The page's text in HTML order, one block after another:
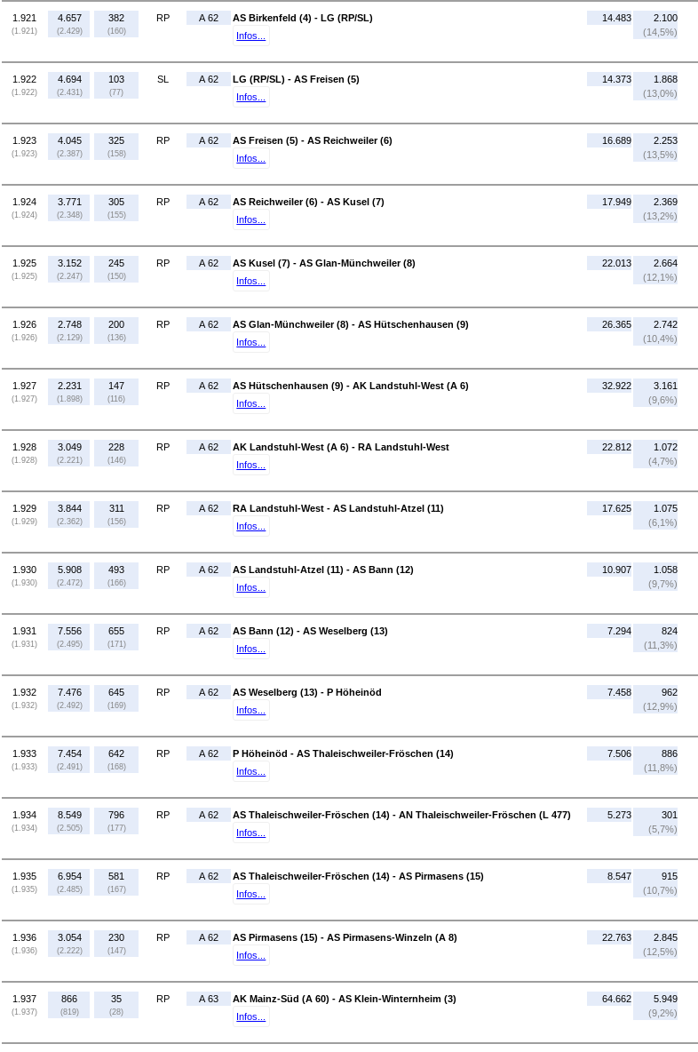
1.921
(1.921)
4.657
(2.429)
382
(160)
RP A 62
AS Birkenfeld (4) - LG (RP/SL)
Infos...
14.483
2.100
(14,5%)
1.922
(1.922)
4.694
(2.431)
103
(77)
SL A 62
LG (RP/SL) - AS Freisen (5)
Infos...
14.373
1.868
(13,0%)
1.923
(1.923)
4.045
(2.387)
325
(158)
RP A 62
AS Freisen (5) - AS Reichweiler (6)
Infos...
16.689
2.253
(13,5%)
1.924
(1.924)
3.771
(2.348)
305
(155)
RP A 62
AS Reichweiler (6) - AS Kusel (7)
Infos...
17.949
2.369
(13,2%)
1.925
(1.925)
3.152
(2.247)
245
(150)
RP A 62
AS Kusel (7) - AS Glan-Münchweiler (8)
Infos...
22.013
2.664
(12,1%)
1.926
(1.926)
2.748
(2.129)
200
(136)
RP A 62
AS Glan-Münchweiler (8) - AS Hütschenhausen (9)
Infos...
26.365
2.742
(10,4%)
1.927
(1.927)
2.231
(1.898)
147
(116)
RP A 62
AS Hütschenhausen (9) - AK Landstuhl-West (A 6)
Infos...
32.922
3.161
(9,6%)
1.928
(1.928)
3.049
(2.221)
228
(146)
RP A 62
AK Landstuhl-West (A 6) - RA Landstuhl-West
Infos...
22.812
1.072
(4,7%)
1.929
(1.929)
3.844
(2.362)
311
(156)
RP A 62
RA Landstuhl-West - AS Landstuhl-Atzel (11)
Infos...
17.625
1.075
(6,1%)
1.930
(1.930)
5.908
(2.472)
493
(166)
RP A 62
AS Landstuhl-Atzel (11) - AS Bann (12)
Infos...
10.907
1.058
(9,7%)
1.931
(1.931)
7.556
(2.495)
655
(171)
RP A 62
AS Bann (12) - AS Weselberg (13)
Infos...
7.294
824
(11,3%)
1.932
(1.932)
7.476
(2.492)
645
(169)
RP A 62
AS Weselberg (13) - P Höheinöd
Infos...
7.458
962
(12,9%)
1.933
(1.933)
7.454
(2.491)
642
(168)
RP A 62
P Höheinöd - AS Thaleischweiler-Fröschen (14)
Infos...
7.506
886
(11,8%)
1.934
(1.934)
8.549
(2.505)
796
(177)
RP A 62
AS Thaleischweiler-Fröschen (14) - AN Thaleischweiler-Fröschen (L 477)
Infos...
5.273
301
(5,7%)
1.935
(1.935)
6.954
(2.485)
581
(167)
RP A 62
AS Thaleischweiler-Fröschen (14) - AS Pirmasens (15)
Infos...
8.547
915
(10,7%)
1.936
(1.936)
3.054
(2.222)
230
(147)
RP A 62
AS Pirmasens (15) - AS Pirmasens-Winzeln (A 8)
Infos...
22.763
2.845
(12,5%)
1.937
(1.937)
866
(819)
35
(28)
RP A 63
AK Mainz-Süd (A 60) - AS Klein-Winternheim (3)
Infos...
64.662
5.949
(9,2%)